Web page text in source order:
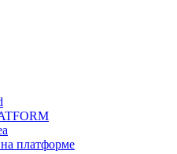
платформе